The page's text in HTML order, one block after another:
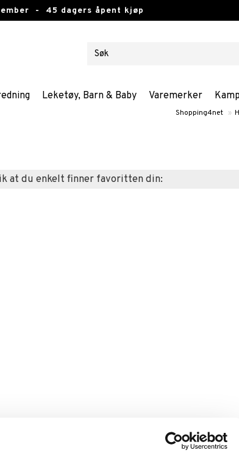
- 45 dagers åpent kjøp
Leketøy, Barn & Baby Varemerker
Shopping4net »
at du enkelt finner favoritten din: